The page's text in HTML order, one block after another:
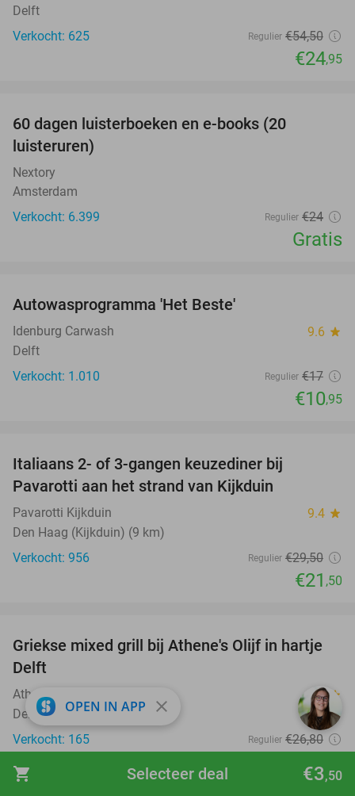
shopping_cart €3,50
Selecteer deal
Delft
Verkocht: 625
Regulier €54,50
€24,95
60 dagen luisterboeken en e-books (20
luisteruren)
Nextory
Amsterdam
Verkocht: 6.399
Regulier €24
Gratis
Autowasprogramma 'Het Beste'
Idenburg Carwash 9.6 star
Delft
Verkocht: 1.010
Regulier €17
€10,95
Italiaans 2- of 3-gangen keuzediner bij
Pavarotti aan het strand van Kijkduin
Pavarotti Kijkduin 9.4 star
Den Haag (Kijkduin) (9 km)
Verkocht: 956
Regulier €29,50
€21 ,50
26%
Griekse mixed grill bij Athene's Olijf in hartje
Delft
Athene's Olijf 9.2star
Delft
Verkocht: 165
Regulier €26,80
€19
favorite_border
OPEN IN APP close